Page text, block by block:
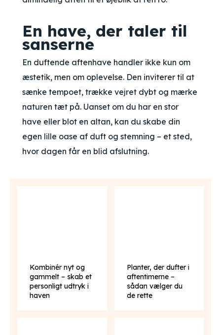
En have, der taler til
sanserne
En duftende aftenhave handler ikke kun om
æstetik, men om oplevelse. Den inviterer til at
sænke tempoet, trække vejret dybt og mærke
naturen tæt på. Uanset om du har en stor
have eller blot en altan, kan du skabe din
egen lille oase af duft og stemning – et sted,
hvor dagen får en blid afslutning.
Kombinér nyt og
gammelt – skab et
personligt udtryk i
haven
Planter, der dufter i
aftentimerne –
sådan vælger du
de rette